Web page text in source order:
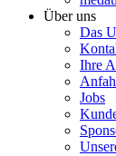
Über uns
Das
Ihre
Jobs